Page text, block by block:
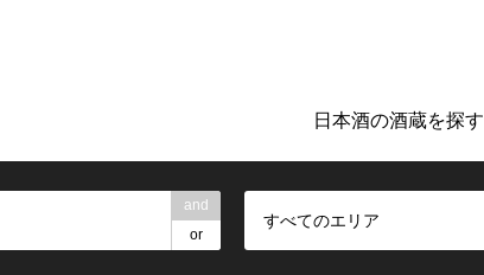
日本酒の酒蔵を探す
and
or
すべてのエリア